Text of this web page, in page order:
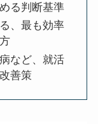
る判断基準
、最も効率
など、就活
善策